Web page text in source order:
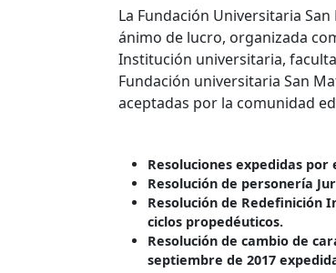
La Fundación Universitaria
ánimo de lucro, organizada
Institución universitaria,
Fundación universitaria San
aceptadas por la comunidad
Resoluciones expedidas
Resolución de personería
Resolución de Redefinición
ciclos propedéuticos.
Resolución de cambio de
septiembre de 2017